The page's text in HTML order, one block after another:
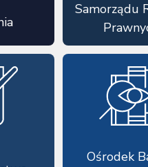
Samorządu
Ośrodek